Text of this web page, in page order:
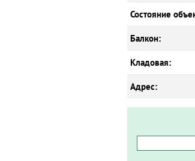
Состояние
Балкон:
Кладовая:
Адрес: